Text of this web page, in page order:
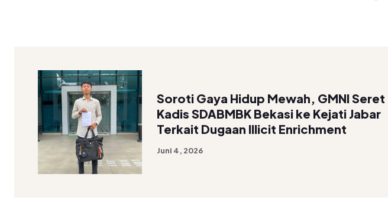
Soroti Gaya Hidup Mewah, GMNI Seret
Kadis SDABMBK Bekasi ke Kejati Jabar
Terkait Dugaan Illicit Enrichment
Juni 4, 2026